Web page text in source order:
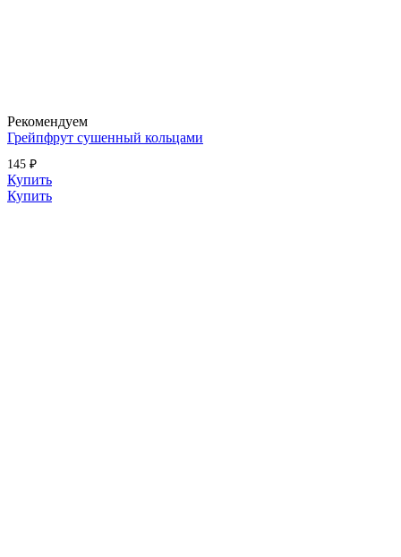
Рекомендуем
Грейпфрут сушенный кольцами
145 ₽
Купить
Купить